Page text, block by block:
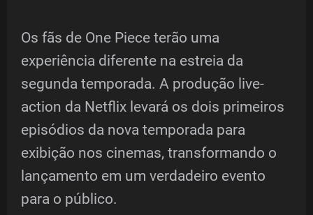
Os fãs de One Piece terão uma
experiência diferente na estreia da
segunda temporada. A produção live-
action da Netflix levará os dois primeiros
episódios da nova temporada para
exibição nos cinemas, transformando o
lançamento em um verdadeiro evento
para o público.